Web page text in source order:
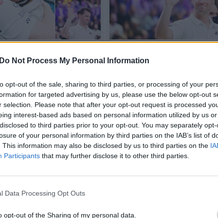
Do Not Process My Personal Information
opt-out of the sale, sharing to third parties, or processing of your
for targeted advertising by us, please use the below opt-out
selection. Please note that after your opt-out request is processed
interest-based ads based on personal information utilized by us
to third parties prior to your opt-out. You may separately
of your personal information by third parties on the IAB’s list of
This information may also be disclosed by us to third parties on the
Participants that may further disclose it to other third parties.
Data Processing Opt Outs
opt-out of the Sharing of my personal data.
kadruose –
2026-03-28
R. Berankis įveikė
Sportas 2026-03-28
7